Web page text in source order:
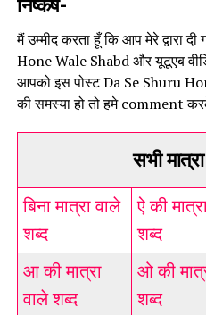
निष्कर्ष-
मैं उम्मीद करता हूँ कि आप मेरे द्वारा
Hone Wale Shabd और यूटूएब
आपको इस पोस्ट Da Se Shuru
की समस्या हो तो हमे comment
सभी
बिना मात्रा वाले
शब्द
ऐ की
शब्द
आ की मात्रा
वाले शब्द
ओ की
शब्द